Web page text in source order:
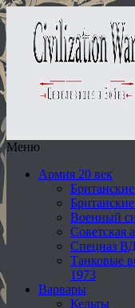
Меню
Армия 20 век
Военный
Советская
Спецназ
Танковые
1973
Варвары
Кельты